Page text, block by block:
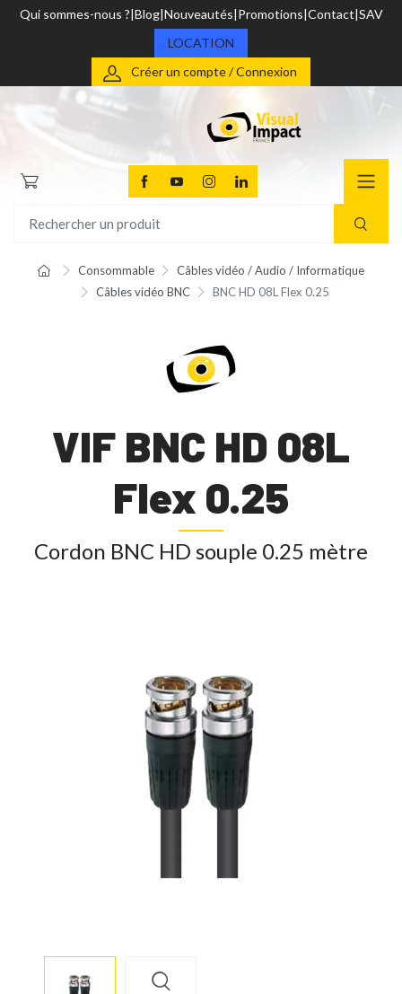
Qui sommes-nous ? Blog Nouveautés Promotions Contact SAV
LOCATION
Créer un compte / Connexion
Consommable
Câbles vidéo / Audio / Informatique
Câbles vidéo BNC
BNC HD 08L Flex 0.25
VIF BNC HD 08L
Flex 0.25
Cordon BNC HD souple 0.25 mètre
info